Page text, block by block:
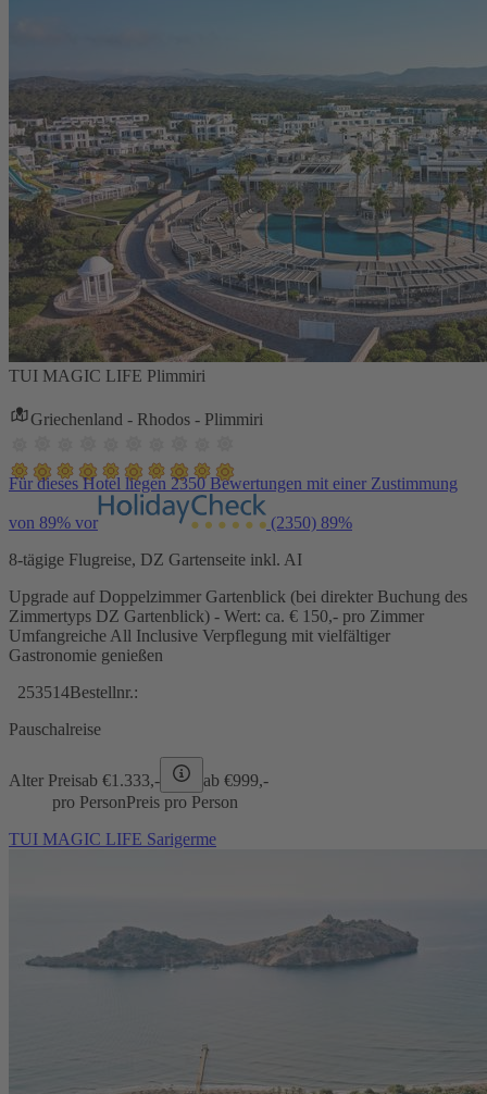
TUI MAGIC LIFE Plimmiri
Griechenland - Rhodos - Plimmiri
Für dieses Hotel liegen 2350 Bewertungen mit einer Zustimmung
von 89% vor (2350) 89%
8-tägige Flugreise, DZ Gartenseite inkl. AI
Upgrade auf Doppelzimmer Gartenblick (bei direkter Buchung des
Zimmertyps DZ Gartenblick) - Wert: ca. € 150,- pro Zimmer
Umfangreiche All Inclusive Verpflegung mit vielfältiger
Gastronomie genießen
253514Bestellnr.:
Pauschalreise
Alter Preisab €1.333,- ab €999,-
pro PersonPreis pro Person
TUI MAGIC LIFE Sarigerme